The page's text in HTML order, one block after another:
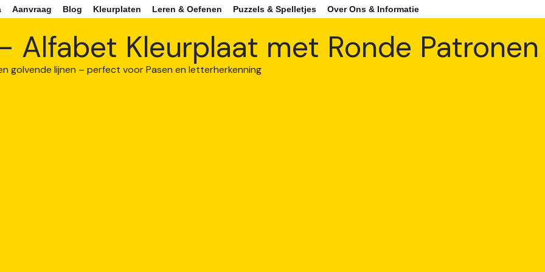
Aanvraag Blog Kleurplaten Leren & Oefenen Puzzels & Spelletjes Over Ons & Informatie
Alfabet Kleurplaat met Ronde Patronen